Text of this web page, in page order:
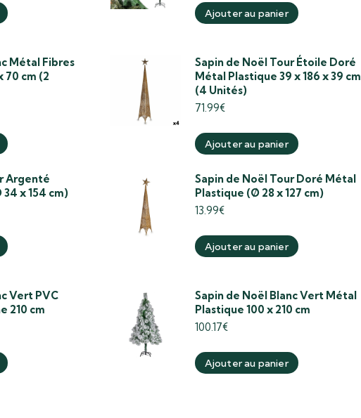
Ajouter au panier
Métal Fibres
70 cm (2
Sapin de Noël Tour Étoile Doré
Métal Plastique 39 x 186 x 39 cm
(4 Unités)
71.99€
Ajouter au panier
Argenté
x 154 cm)
Sapin de Noël Tour Doré Métal
Plastique (Ø 28 x 127 cm)
13.99€
Ajouter au panier
Vert PVC
210 cm
Sapin de Noël Blanc Vert Métal
Plastique 100 x 210 cm
100.17€
Ajouter au panier